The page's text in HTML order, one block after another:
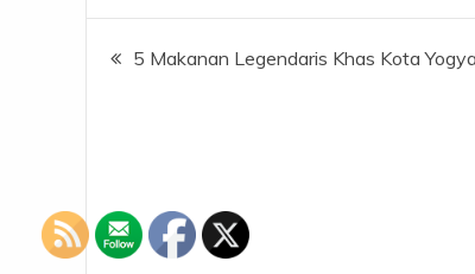
Post5 Makanan Legendaris Khas Kota